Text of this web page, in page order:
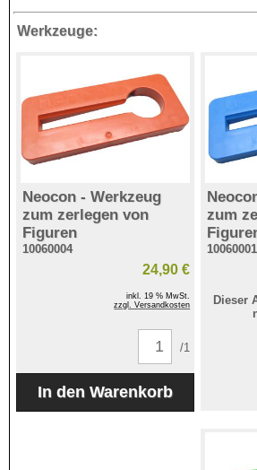
Werkzeuge:
Neocon - Werkzeug
zum zerlegen von
Figuren
10060004
24,90 €
inkl. 19 % MwSt.
zzgl. Versandkosten
/1
zum
10060001
Dieser